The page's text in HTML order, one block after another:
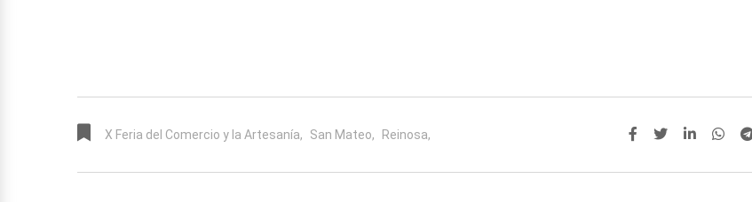
X Feria del Comercio y la Artesanía, San Mateo, Reinosa,